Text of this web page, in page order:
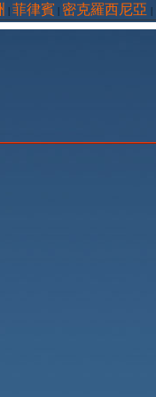
| 菲律賓 | 密克羅西尼亞 |